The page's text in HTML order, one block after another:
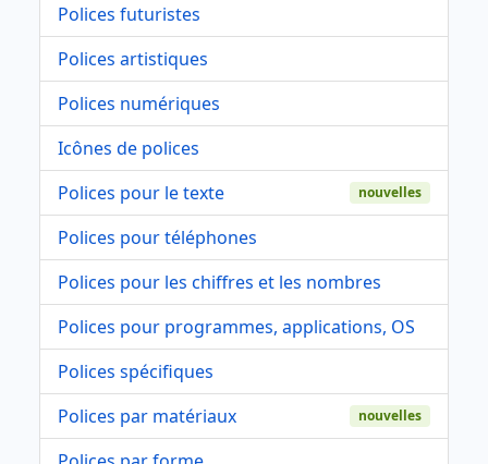
Polices futuristes
Polices artistiques
Polices numériques
Icônes de polices
Polices pour le texte
nouvelles
Polices pour téléphones
Polices pour les chiffres et les nombres
Polices pour programmes, applications, OS
Polices spécifiques
Polices par matériaux
nouvelles